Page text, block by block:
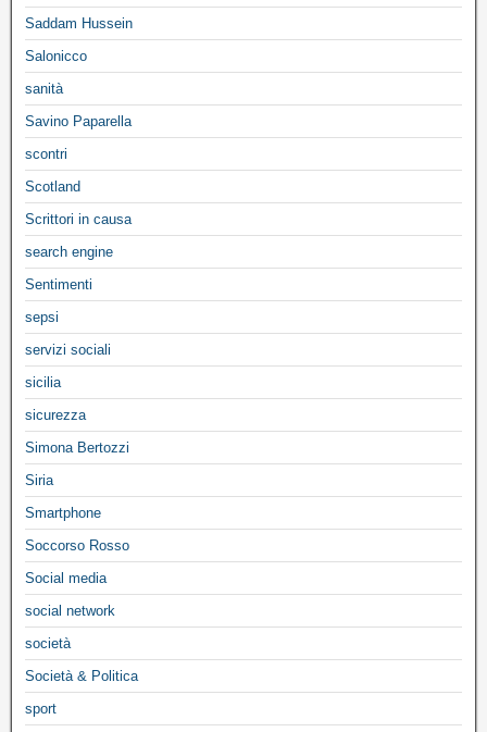
Saddam Hussein
Salonicco
sanità
Savino Paparella
scontri
Scotland
Scrittori in causa
search engine
Sentimenti
sepsi
servizi sociali
sicilia
sicurezza
Simona Bertozzi
Siria
Smartphone
Soccorso Rosso
Social media
social network
società
Società & Politica
sport